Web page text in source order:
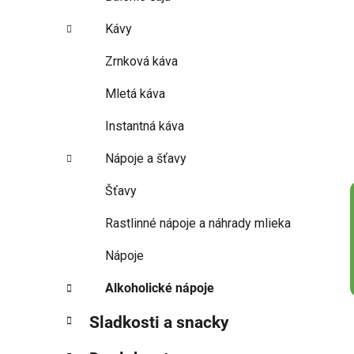
Kávy
Zrnková káva
Mletá káva
Instantná káva
Nápoje a šťavy
Šťavy
Rastlinné nápoje a náhrady mlieka
Nápoje
Alkoholické nápoje
Sladkosti a snacky